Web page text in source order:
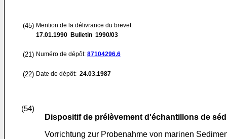
(45) Mention de la délivrance du brevet:
17.01.1990 Bulletin 1990/03
(21) Numéro de dépôt: 87104296.6
(22) Date de dépôt: 24.03.1987
(54)
Dispositif de prélèvement d'échantillons de
Vorrichtung zur Probenahme von marinen